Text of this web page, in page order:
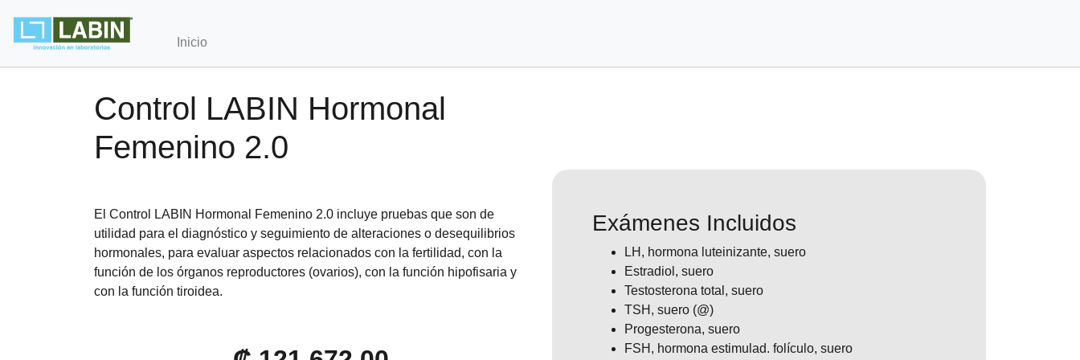
Inicio
Control LABIN Hormonal
Femenino 2.0
El Control LABIN Hormonal Femenino 2.0 incluye pruebas que son de
utilidad para el diagnóstico y seguimiento de alteraciones o desequilibrios
hormonales, para evaluar aspectos relacionados con la fertilidad, con la
función de los órganos reproductores (ovarios), con la función hipofisaria y
con la función tiroidea.
Exámenes Incluidos
LH, hormona luteinizante, suero
Estradiol, suero
Testosterona total, suero
TSH, suero (@)
Progesterona, suero
FSH, hormona estimulad. folículo, suero